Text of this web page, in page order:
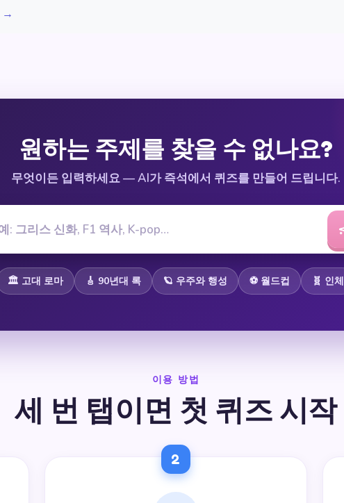
→
원하는 주제를 찾을 수 없나요?
무엇이든 입력하세요 — AI가 즉석에서 퀴즈를 만들어 드립니다.
🏛️ 고대 로마 🎸 90년대 록 🪐 우주와 행성 ⚽ 월드컵 🧬 인체
이용 방법
세 번 탭이면 첫 퀴즈 시작
2